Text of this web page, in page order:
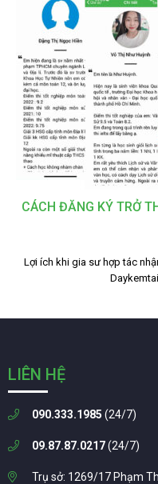
CÁCH ĐĂNG KÝ TRỞ
Lợi ích khi gia sư hợp tác
LIÊN HỆ
090.333.1985 (24/7)
09.87.87.0217(24/7)
Trụ sở: 1269/17 Phạm